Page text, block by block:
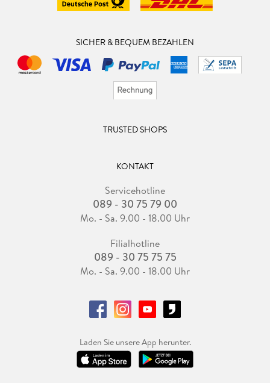
SICHER & BEQUEM BEZAHLEN
TRUSTED SHOPS
KONTAKT
Servicehotline
089 - 30 75 79 00
Mo. - Sa. 9.00 - 18.00 Uhr
Filialhotline
089 - 30 75 75 75
Mo. - Sa. 9.00 - 18.00 Uhr
Laden Sie unsere App herunter.